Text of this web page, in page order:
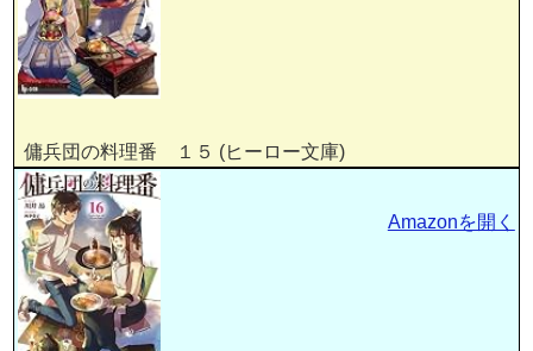
傭兵団の料理番 １５ (ヒーロー文庫)
Amazonを開く